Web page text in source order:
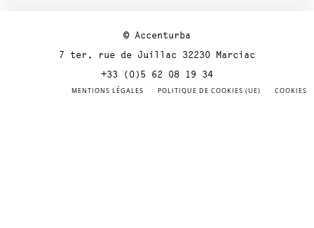
© Accenturba
7 ter, rue de Juillac 32230 Marciac
+33 (0)5 62 08 19 34
MENTIONS LÉGALES POLITIQUE DE COOKIES (UE) COOKIES